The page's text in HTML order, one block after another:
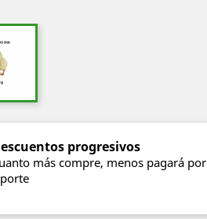
progresivos
más compre, menos pagará por